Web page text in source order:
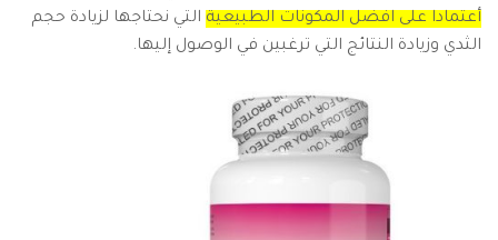
أعتمادا على افضل المكونات الطبيعية التي نحتاجها لزيادة حجم
الثدي وزيادة النتائج التي ترغبين في الوصول إليها.